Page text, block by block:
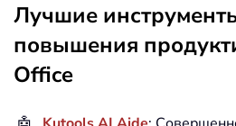
Лучшие
повышения
Office